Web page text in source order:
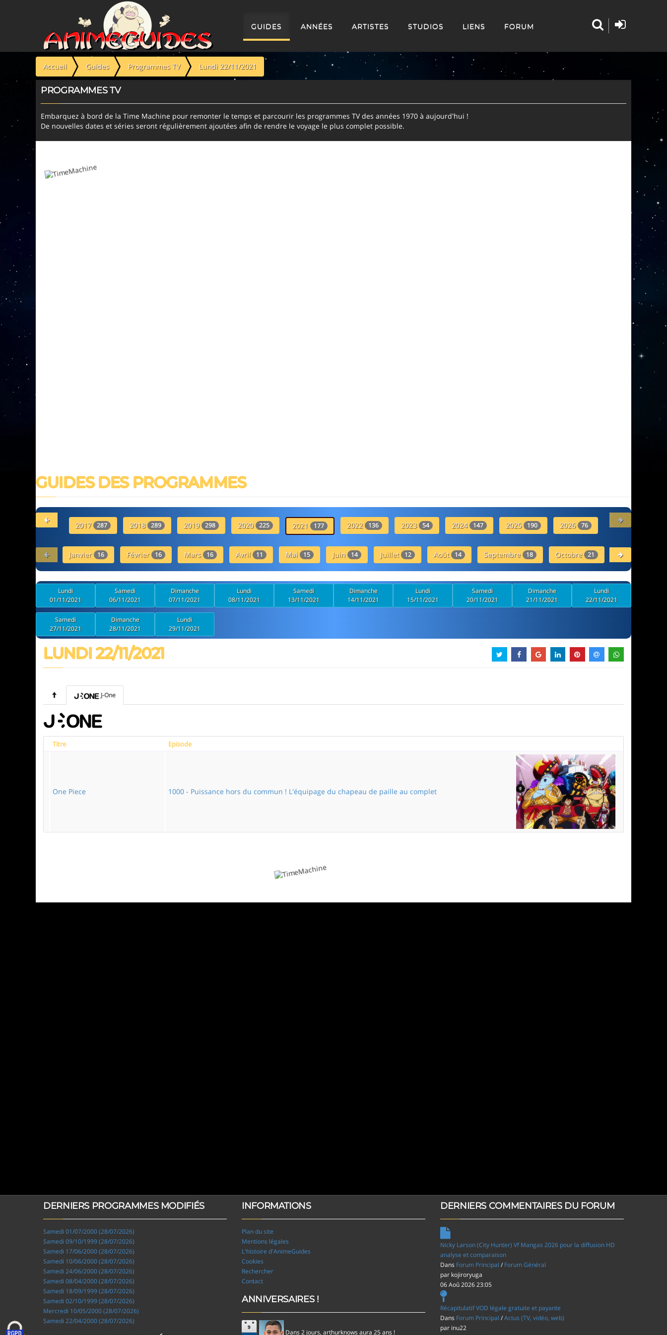
GUIDES ANNÉES ARTISTES STUDIOS LIENS FORUM
Accueil Guides Programmes TV Lundi 22/11/2021
PROGRAMMES TV
Embarquez à bord de la Time Machine pour remonter le temps et parcourir les programmes TV des années 1970 à aujourd'hui !
De nouvelles dates et séries seront régulièrement ajoutées afin de rendre le voyage le plus complet possible.
GUIDES DES PROGRAMMES
2017 287 2018 289 2019 298 2020 225 2021 177 2022 136 2023 54 2024 147 2025 190 2026 76 1973
Janvier 16 Février 16 Mars 16 Avril 11 Mai 15 Juin 14 Juillet 12 Août 14 Septembre 18 Octobre 21 Novembre
Lundi
01/11/2021
Samedi
06/11/2021
Dimanche
07/11/2021
Lundi
08/11/2021
Samedi
13/11/2021
Dimanche
14/11/2021
Lundi
15/11/2021
Samedi
20/11/2021
Dimanche
21/11/2021
Lundi
22/11/2021
Samedi
27/11/2021
Dimanche
28/11/2021
Lundi
29/11/2021
LUNDI 22/11/2021
J-One
Titre Episode
One Piece 1000 - Puissance hors du commun ! L'équipage du chapeau de paille au complet
DERNIERS PROGRAMMES MODIFIÉS
Samedi 01/07/2000 (28/07/2026)
Samedi 09/10/1999 (28/07/2026)
Samedi 17/06/2000 (28/07/2026)
Samedi 10/06/2000 (28/07/2026)
Samedi 24/06/2000 (28/07/2026)
Samedi 08/04/2000 (28/07/2026)
Samedi 18/09/1999 (28/07/2026)
Samedi 02/10/1999 (28/07/2026)
Mercredi 10/05/2000 (28/07/2026)
Samedi 22/04/2000 (28/07/2026)
INFORMATIONS
Plan du site
Mentions légales
L'histoire d'AnimeGuides
Cookies
Rechercher
Contact
ANNIVERSAIRES !
9
Dans 2 jours, arthurknows aura 25 ans !
DERNIERS COMMENTAIRES DU FORUM
Nicky Larson (City Hunter) Vf Mangas 2026 pour la diffusion HD
analyse et comparaison
Dans Forum Principal / Forum Général
par kojiroryuga
06 Aoû 2026 23:05
Récapitulatif VOD légale gratuite et payante
Dans Forum Principal /Actus (TV, vidéo, web)
par inu22